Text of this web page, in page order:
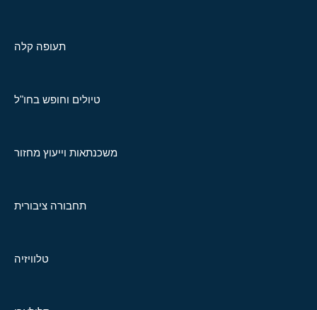
תעופה קלה
טיולים וחופש בחו"ל
משכנתאות וייעוץ מחזור
תחבורה ציבורית
טלוויזיה